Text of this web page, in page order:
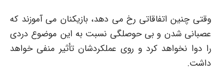
وقتی چنین اتفاقاتی رخ می دهد، بازیکنان می آموزند که
عصبانی شدن و بی حوصلگی نسبت به این موضوع دردی
را دوا نخواهد کرد و روی عملکردشان تأثیر منفی خواهد
داشت.